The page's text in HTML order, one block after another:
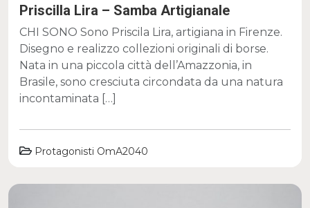
Priscilla Lira – Samba Artigianale
CHI SONO Sono Priscila Lira, artigiana in Firenze.
Disegno e realizzo collezioni originali di borse.
Nata in una piccola città dell’Amazzonia, in
Brasile, sono cresciuta circondata da una natura
incontaminata […]
Protagonisti OmA2040